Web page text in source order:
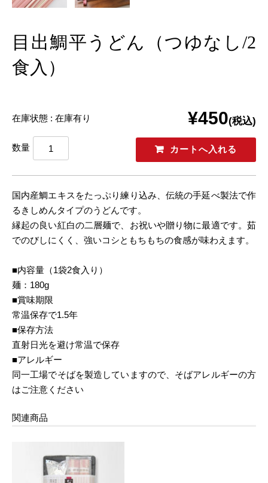
目出鯛平うどん（つゆなし/2
食入）
在庫状態 : 在庫有り ¥450(税込)
数量
国内産鯛エキスをたっぷり練り込み、伝統の手延べ製法で作
るきしめんタイプのうどんです。
縁起の良い紅白の二層麺で、お祝いや贈り物に最適です。茹
でのびしにくく、強いコシともちもちの食感が味わえます。
■内容量（1袋2食入り）
麺：180g
■賞味期限
常温保存で1.5年
■保存方法
直射日光を避け常温で保存
■アレルギー
同一工場でそばを製造していますので、そばアレルギーの方
はご注意ください
関連商品